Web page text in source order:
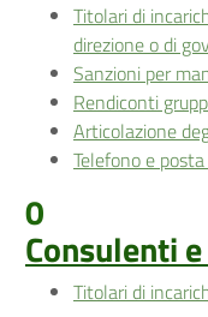
Titolari di
direzione o di
Sanzioni per
Rendiconti
Articolazione
Telefono e
0
Consulenti
Titolari di